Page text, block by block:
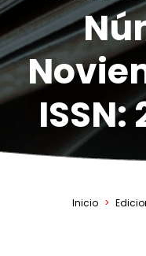
ISSN:
Inicio